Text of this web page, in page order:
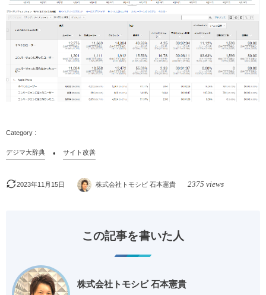
デジマ大辞典 サイト改善
2023年11月15日 株式会社トモシビ 石本憲貴 2375 views
この記事を書いた人
株式会社トモシビ 石本憲貴